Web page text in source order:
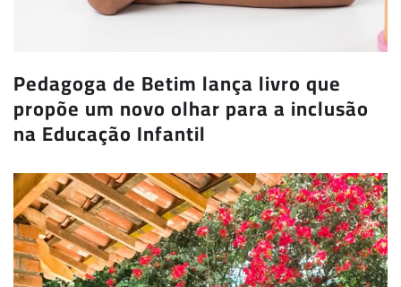
Pedagoga de Betim lança livro que
propõe um novo olhar para a inclusão
na Educação Infantil